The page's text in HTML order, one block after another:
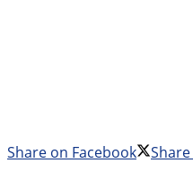
Share on Facebook